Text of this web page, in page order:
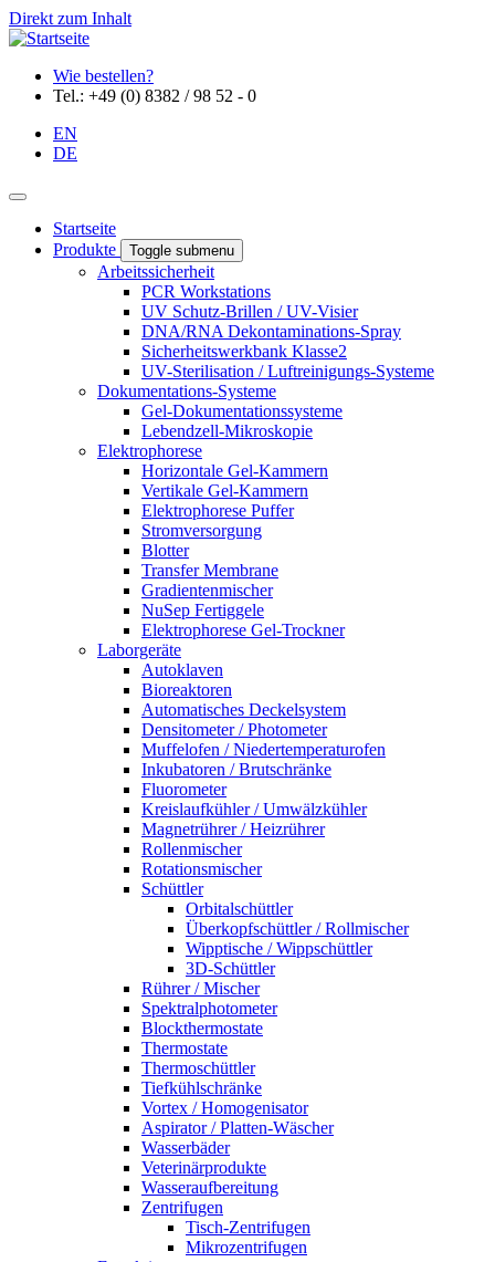
Direkt zum Inhalt
Wie bestellen?
Tel.: +49 (0) 8382 / 98 52 - 0
EN
DE
Startseite
Produkte
Toggle submenu
Arbeitssicherheit
PCR Workstations
UV Schutz-Brillen / UV-Visier
DNA/RNA Dekontaminations-Spray
Sicherheitswerkbank Klasse2
UV-Sterilisation / Luftreinigungs-Systeme
Dokumentations-Systeme
Gel-Dokumentationssysteme
Lebendzell-Mikroskopie
Elektrophorese
Horizontale Gel-Kammern
Vertikale Gel-Kammern
Elektrophorese Puffer
Stromversorgung
Blotter
Transfer Membrane
Gradientenmischer
NuSep Fertiggele
Elektrophorese Gel-Trockner
Laborgeräte
Autoklaven
Bioreaktoren
Automatisches Deckelsystem
Densitometer / Photometer
Muffelofen / Niedertemperaturofen
Inkubatoren / Brutschränke
Fluorometer
Kreislaufkühler / Umwälzkühler
Magnetrührer / Heizrührer
Rollenmischer
Rotationsmischer
Schüttler
Orbitalschüttler
Überkopfschüttler / Rollmischer
Wipptische / Wippschüttler
3D-Schüttler
Rührer / Mischer
Spektralphotometer
Blockthermostate
Thermostate
Thermoschüttler
Tiefkühlschränke
Vortex / Homogenisator
Aspirator / Platten-Wäscher
Wasserbäder
Veterinärprodukte
Wasseraufbereitung
Zentrifugen
Tisch-Zentrifugen
Mikrozentrifugen